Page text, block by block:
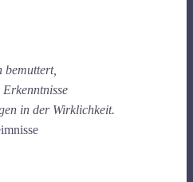
bemuttert,
Erkenntnisse
in der Wirklichkeit.